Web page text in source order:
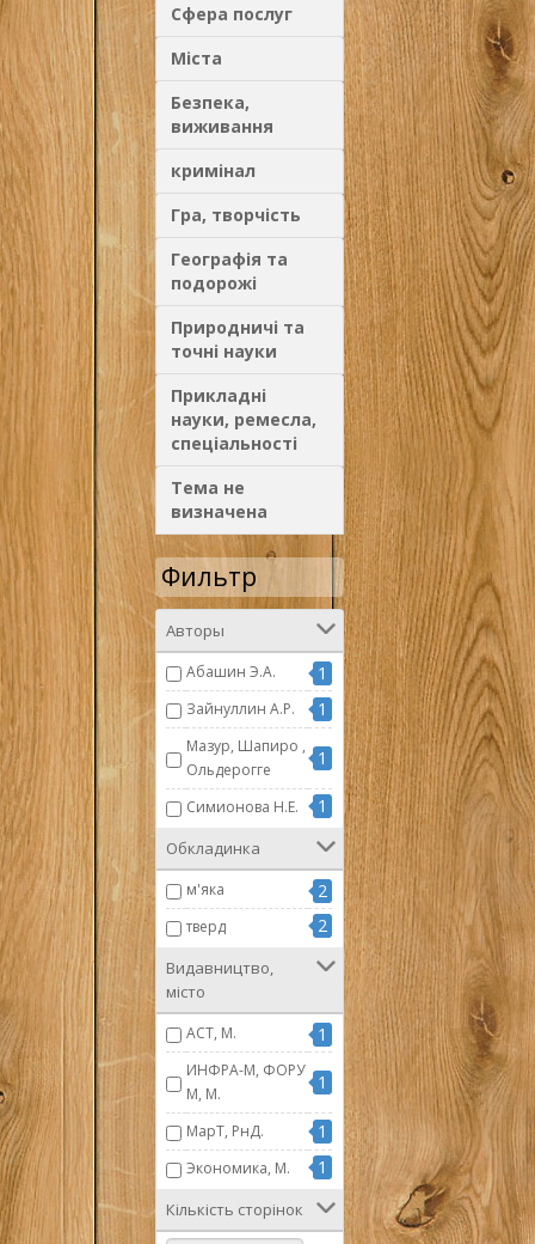
Сфера послуг
Міста
Безпека,
виживання
кримінал
Гра, творчість
Географія та
подорожі
Природничі та
точні науки
Прикладні
науки, ремесла,
спеціальності
Тема не
визначена
Фильтр
Авторы
Абашин Э.А. 1
Зайнуллин А.Р. 1
Мазур, Шапиро ,
Ольдерогге
1
Симионова Н.Е. 1
Обкладинка
м'яка 2
тверд 2
Видавництво,
місто
АСТ, М. 1
ИНФРА-М, ФОРУ
М, М.
1
МарТ, РнД. 1
Экономика, М. 1
Кількість сторінок